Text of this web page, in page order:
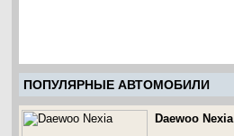
ПОПУЛЯРНЫЕ АВТОМОБИЛИ
Daewoo Nexia